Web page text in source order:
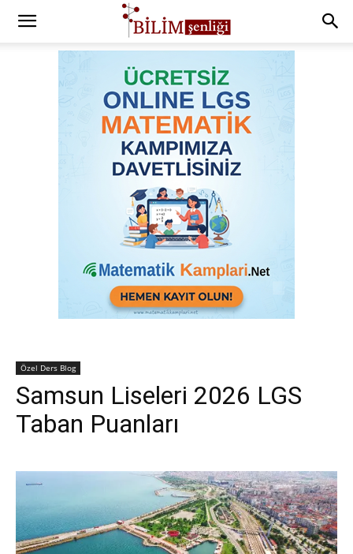
Özel Ders Blog
Samsun Liseleri 2026 LGS
Taban Puanları